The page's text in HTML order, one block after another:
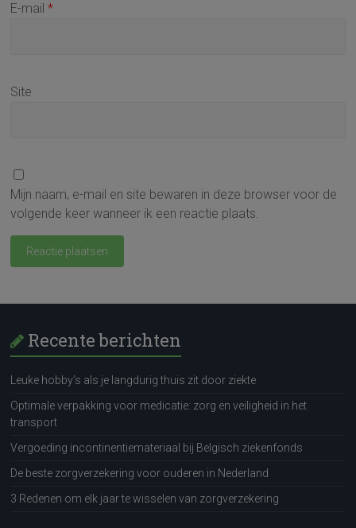
E-mail*
Site
Mijn naam, e-mail en site bewaren in deze browser voor de
volgende keer wanneer ik een reactie plaats.
Recente berichten
Leuke hobby’s als je langdurig thuis zit door ziekte
Optimale verpakking voor medicatie: zorg en veiligheid in het
transport
Vergoeding incontinentiemateriaal bij Belgisch ziekenfonds
De beste zorgverzekering voor ouderen in Nederland
3 Redenen om elk jaar te wisselen van zorgverzekering